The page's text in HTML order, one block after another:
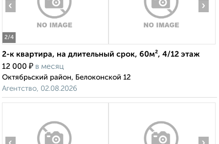
2/4
‹ ›
2-к квартира, на длительный срок, 60м², 4/12 этаж
12 000 ₽ в месяц
Октябрьский район, Белоконской 12
Агентство, 02.08.2026